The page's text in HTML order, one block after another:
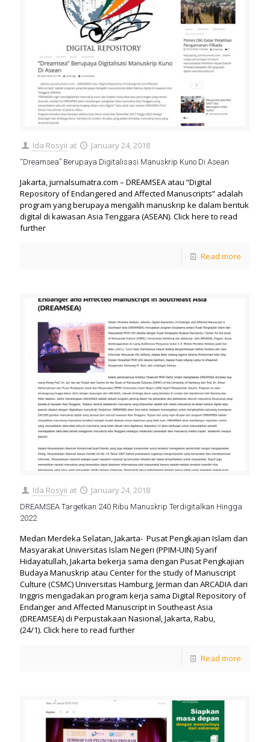
Ida Rosyii at January 24, 2018
“Dreamsea” Berupaya Digitalisasi Manuskrip Kuno Di Asean
Jakarta, jurnalsumatra.com – DREAMSEA atau “Digital
Repository of Endangered and Affected Manuscripts” adalah
program yang berupaya mengalih manuskrip ke dalam bentuk
digital di kawasan Asia Tenggara (ASEAN). Click here to read
further
Read more
Ida Rosyii at January 24, 2018
DREAMSEA Targetkan 240 Ribu Manuskrip Terdigitalkan Hingga
2022
Medan Merdeka Selatan, Jakarta- Pusat Pengkajian Islam dan
Masyarakat Universitas Islam Negeri (PPIM-UIN) Syarif
Hidayatullah, Jakarta bekerja sama dengan Pusat Pengkajian
Budaya Manuskrip atau Center for the study of Manuscript
Culture (CSMC) Universitas Hamburg, Jerman dan ARCADIA dari
Inggris mengadakan program kerja sama Digital Repository of
Endanger and Affected Manuscript in Southeast Asia
(DREAMSEA) di Perpustakaan Nasional, Jakarta, Rabu,
(24/1). Click here to read further
Read more